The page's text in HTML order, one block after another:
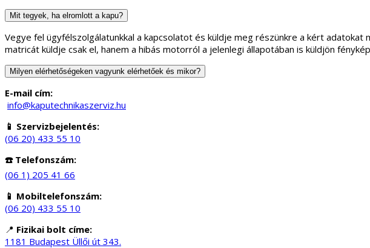
Mit tegyek, ha elromlott a kapu?
Vegye fel ügyfélszolgálatunkkal a kapcsolatot és küldje meg részünkre a kért
matricát küldje csak el, hanem a hibás motorról a jelenlegi állapotában is küldjön
Milyen elérhetőségeken vagyunk elérhetőek és mikor?
E-mail cím:
info@kaputechnikaszerviz.hu
📱 Szervizbejelentés:
(06 20) 433 55 10
☎️ Telefonszám:
(06 1) 205 41 66
📱 Mobiltelefonszám:
(06 20) 433 55 10
📍 Fizikai bolt címe:
1181 Budapest Üllői út 343.